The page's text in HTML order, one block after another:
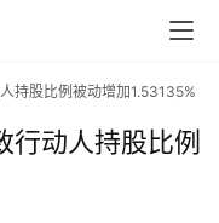
持股比例被动增加1.53135%
行动人持股比例